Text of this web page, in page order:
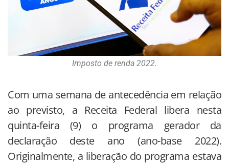
Imposto de renda 2022.
Com uma semana de antecedência em relação
ao previsto, a Receita Federal libera nesta
quinta-feira (9) o programa gerador da
declaração deste ano (ano-base 2022).
Originalmente, a liberação do programa estava